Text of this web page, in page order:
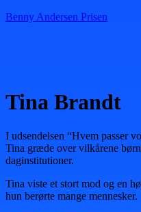
Benny Andersen Prisen
Tina Brandt
I udsendelsen “Hvem passer
Tina græde over vilkårene
daginstitutioner.
Tina viste et stort mod og en
hun berørte mange mennesker.